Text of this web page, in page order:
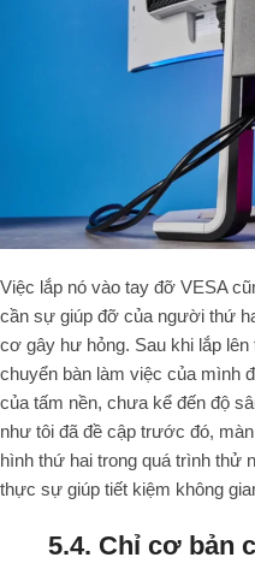
Việc lắp nó vào tay đỡ VESA
cần sự giúp đỡ của người thứ
cơ gây hư hỏng. Sau khi lắp
chuyển bàn làm việc của mình
của tấm nền, chưa kể đến độ
như tôi đã đề cập trước đó,
hình thứ hai trong quá trình thử
thực sự giúp tiết kiệm không
5.4. Chỉ cơ bản